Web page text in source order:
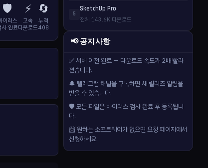
🛡️
이러스
사 완료
⚡
고속
다운로드
🔄
누적
408
5
SketchUp Pro
전체 143.6K 다운로드
📢 공지사항
✅ 서버 이전 완료 — 다운로드 속도가 2배 빨라
졌습니다.
🔔 텔레그램 채널을 구독하면 새 릴리즈 알림을
받을 수 있습니다.
🛡️ 모든 파일은 바이러스 검사 완료 후 등록됩니
다.
📨 원하는 소프트웨어가 없으면 요청 페이지에서
신청하세요.